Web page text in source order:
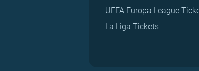
UEFA Europa League
La Liga Tickets